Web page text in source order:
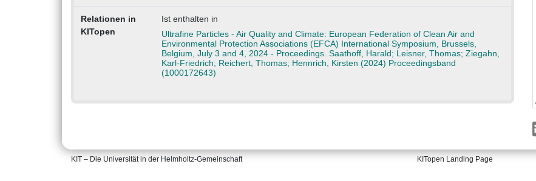
Relationen in
KITopen
Ist enthalten in
Ultrafine Particles - Air Quality and Climate: European Federation of Clean Air and
Environmental Protection Associations (EFCA) International Symposium, Brussels,
Belgium, July 3 and 4, 2024 - Proceedings. Saathoff, Harald; Leisner, Thomas; Ziegahn,
Karl-Friedrich; Reichert, Thomas; Hennrich, Kirsten (2024) Proceedingsband
(1000172643)
KIT – Die Universität in der Helmholtz-Gemeinschaft KITopen Landing Page